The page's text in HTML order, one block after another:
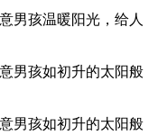
男孩温暖阳光，给人
男孩如初升的太阳般
男孩如初升的太阳般